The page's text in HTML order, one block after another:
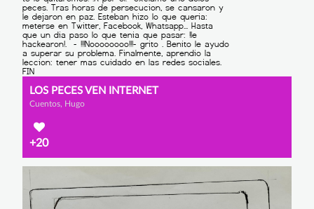
LOS PECES VEN INTERNET
Cuentos, Hugo
+20